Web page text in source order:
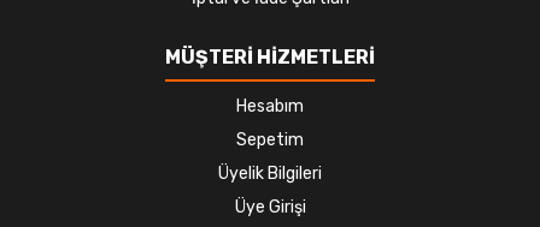
MÜŞTERİ HİZMETLERİ
Hesabım
Sepetim
Üyelik Bilgileri
Üye Girişi